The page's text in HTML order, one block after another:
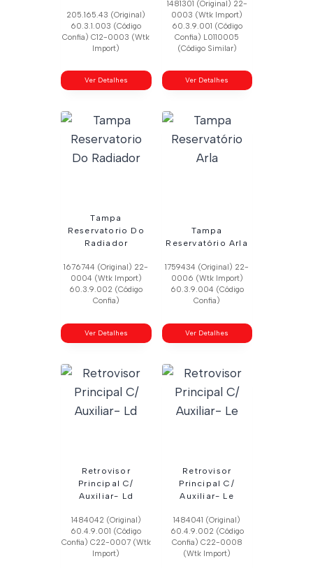
205.165.43 (Original)
60.3.1.003 (Código
Confia) C12-0003 (Wtk
Import)
Ver Detalhes
1481301 (Original) 22-
0003 (Wtk Import)
60.3.9.001 (Código
Confia) L0110005
(Código Similar)
Ver Detalhes
Tampa
Reservatorio Do
Radiador
1676744 (Original) 22-
0004 (Wtk Import)
60.3.9.002 (Código
Confia)
Ver Detalhes
Tampa
Reservatório Arla
1759434 (Original) 22-
0006 (Wtk Import)
60.3.9.004 (Código
Confia)
Ver Detalhes
Retrovisor
Principal C/
Auxiliar- Ld
1484042 (Original)
60.4.9.001 (Código
Confia) C22-0007 (Wtk
Import)
Retrovisor
Principal C/
Auxiliar- Le
1484041 (Original)
60.4.9.002 (Código
Confia) C22-0008
(Wtk Import)